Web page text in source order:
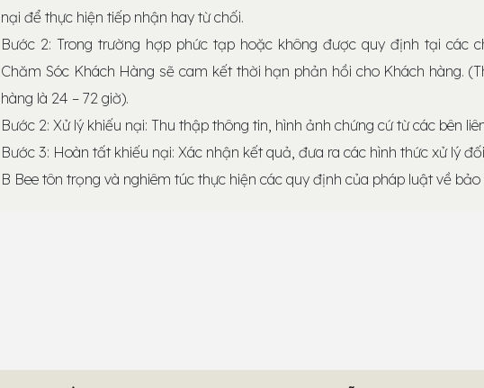
nại để thực hiện tiếp nhận hay từ chối.
Bước 2: Trong trường hợp phức tạp hoặc không được quy định tại các
Chăm Sóc Khách Hàng sẽ cam kết thời hạn phản hồi cho Khách hàng.
hàng là 24 – 72 giờ).
Bước 2: Xử lý khiếu nại: Thu thập thông tin, hình ảnh chứng cứ từ các bên
Bước 3: Hoàn tất khiếu nại: Xác nhận kết quả, đưa ra các hình thức xử lý
B Bee tôn trọng và nghiêm túc thực hiện các quy định của pháp luật về